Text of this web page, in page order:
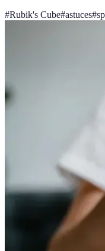
#Rubik's Cube#astuces#